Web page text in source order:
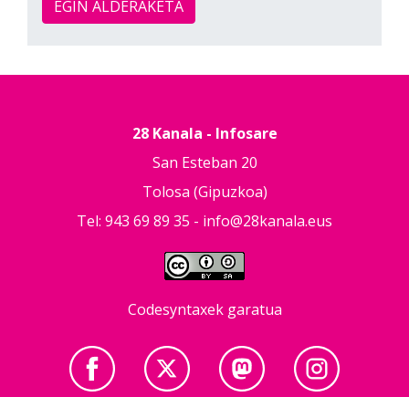
EGIN ALDERAKETA
28 Kanala - Infosare
San Esteban 20
Tolosa (Gipuzkoa)
Tel: 943 69 89 35 - info@28kanala.eus
Codesyntaxek garatua